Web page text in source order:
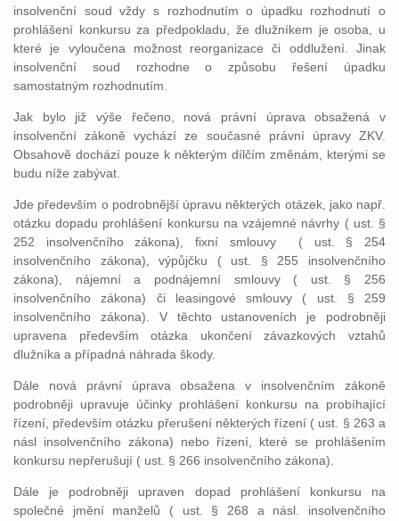
insolvenční soud vždy s rozhodnutím o úpadku rozhodnutí o
prohlášení konkursu za předpokladu, že dlužníkem je osoba, u
které je vyloučena možnost reorganizace či oddlužení. Jinak
insolvenční soud rozhodne o způsobu řešení úpadku
samostatným rozhodnutím.
Jak bylo již výše řečeno, nová právní úprava obsažená v
insolvenční zákoně vychází ze současné právní úpravy ZKV.
Obsahově dochází pouze k některým dílčím změnám, kterými se
budu níže zabývat.
Jde především o podrobnější úpravu některých otázek, jako např.
otázku dopadu prohlášení konkursu na vzájemné návrhy ( ust. §
252 insolvenčního zákona), fixní smlouvy ( ust. § 254
insolvenčního zákona), výpůjčku ( ust. § 255 insolvenčního
zákona), nájemní a podnájemní smlouvy ( ust. § 256
insolvenčního zákona) či leasingové smlouvy ( ust. § 259
insolvenčního zákona). V těchto ustanoveních je podrobněji
upravena především otázka ukončení závazkových vztahů
dlužníka a případná náhrada škody.
Dále nová právní úprava obsažena v insolvenčním zákoně
podrobněji upravuje účinky prohlášení konkursu na probíhající
řízení, především otázku přerušení některých řízení ( ust. § 263 a
násl insolvenčního zákona) nebo řízení, které se prohlášením
konkursu nepřerušují ( ust. § 266 insolvenčního zákona).
Dále je podrobněji upraven dopad prohlášení konkursu na
společné jmění manželů ( ust. § 268 a násl. insolvenčního